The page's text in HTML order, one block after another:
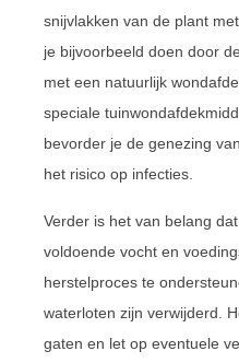
snijvlakken van de plant
je bijvoorbeeld doen door
met een natuurlijk
speciale
bevorder je de genezing
het risico op infecties.
Verder is het van belang
voldoende vocht en
herstelproces te
waterloten zijn verwijderd.
gaten en let op eventuele